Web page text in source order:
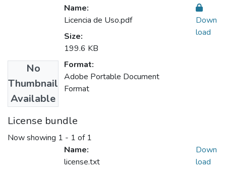
No
Thumbnail
Available
Name:
Licencia de Uso.pdf
Size:
199.6 KB
Format:
Adobe Portable Document
Format
Down
load
License bundle
Now showing 1 - 1 of 1
Name:
license.txt
Down
load